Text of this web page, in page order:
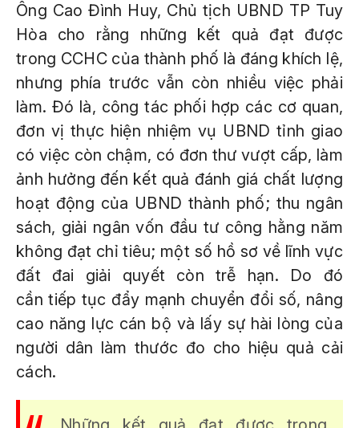
Ông Cao Đình Huy, Chủ tịch UBND TP Tuy
Hòa cho rằng những kết quả đạt được
trong CCHC của thành phố là đáng khích lệ,
nhưng phía trước vẫn còn nhiều việc phải
làm. Đó là, công tác phối hợp các cơ quan,
đơn vị thực hiện nhiệm vụ UBND tỉnh giao
có việc còn chậm, có đơn thư vượt cấp, làm
ảnh hưởng đến kết quả đánh giá chất lượng
hoạt động của UBND thành phố; thu ngân
sách, giải ngân vốn đầu tư công hằng năm
không đạt chỉ tiêu; một số hồ sơ về lĩnh vực
đất đai giải quyết còn trễ hạn. Do đó
cần tiếp tục đẩy mạnh chuyển đổi số, nâng
cao năng lực cán bộ và lấy sự hài lòng của
người dân làm thước đo cho hiệu quả cải
cách.